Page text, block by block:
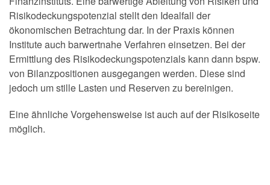
Risikodeckungspotenzial stellt den Idealfall der
ökonomischen Betrachtung dar. In der Praxis können
Institute auch barwertnahe Verfahren einsetzen. Bei der
Ermittlung des Risikodeckungspotenzials kann dann bspw.
von Bilanzpositionen ausgegangen werden. Diese sind
jedoch um stille Lasten und Reserven zu bereinigen.
Eine ähnliche Vorgehensweise ist auch auf der Risikoseite
möglich.